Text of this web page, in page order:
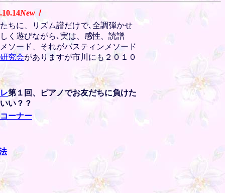
New ！
ちに、リズム譜だけで､全調弾かせ
く遊びながら､実は、感性、読譜
ソード、それがバスティンメソード
究会がありますが市川にも２０１０
第１回、ピアノでお友だちに負けた
い？？
ーナー